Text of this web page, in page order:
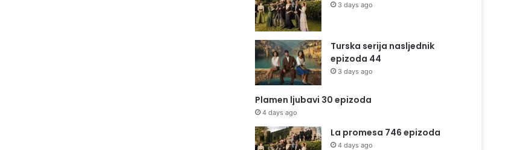
3 days ago
Turska serija nasljednik
epizoda 44
3 days ago
Plamen ljubavi 30 epizoda
4 days ago
La promesa 746 epizoda
4 days ago